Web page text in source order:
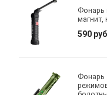
Фонарь
магнит,
590
Фонарь